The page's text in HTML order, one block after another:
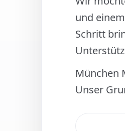
und
Schritt
München
Unser